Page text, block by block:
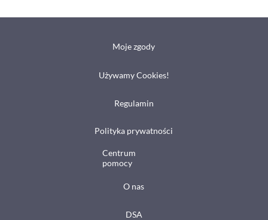
Moje zgody
Używamy Cookies!
Regulamin
Polityka prywatności
Centrum
pomocy
O nas
DSA